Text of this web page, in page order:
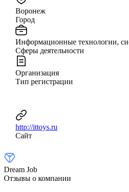
Воронеж
Город
Информационные технологии,
Сферы деятельности
Организация
Тип регистрации
http://ittoys.ru
Сайт
Dream Job
Отзывы о компании